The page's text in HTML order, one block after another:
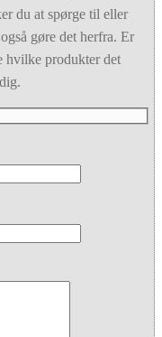
du at spørge til eller
gøre det herfra. Er
hvilke produkter det